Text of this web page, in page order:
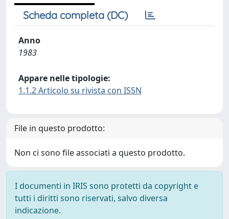
Scheda completa (DC)
Anno
1983
Appare nelle tipologie:
1.1.2 Articolo su rivista con ISSN
File in questo prodotto:
Non ci sono file associati a questo prodotto.
I documenti in IRIS sono protetti da copyright e
tutti i diritti sono riservati, salvo diversa
indicazione.